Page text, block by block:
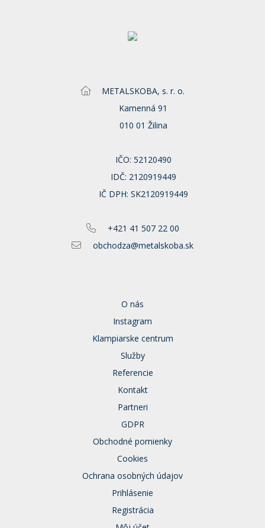
METALSKOBA, s. r. o.
Kamenná 91
010 01 Žilina
IČO: 52120490
IDČ: 2120919449
IČ DPH: SK2120919449
+421 41 507 22 00
obchodza@metalskoba.sk
O nás
Instagram
Klampiarske centrum
Služby
Referencie
Kontakt
Partneri
GDPR
Obchodné pomienky
Cookies
Ochrana osobných údajov
Prihlásenie
Registrácia